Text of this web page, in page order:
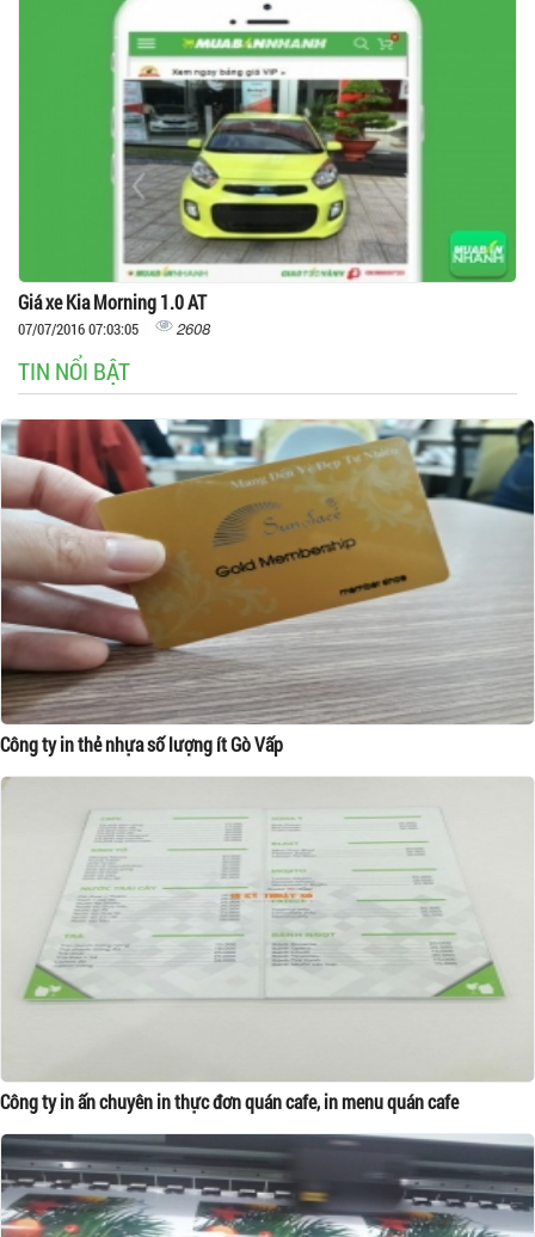
Giá xe Kia Morning 1.0 AT
07/07/2016 07:03:05 2608
TIN NỔI BẬT
Công ty in thẻ nhựa số lượng ít Gò Vấp
Công ty in ấn chuyên in thực đơn quán cafe, in menu quán cafe